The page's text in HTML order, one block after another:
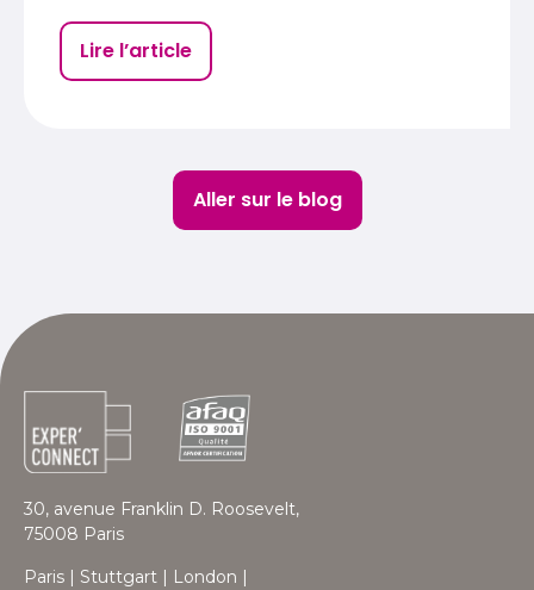
Lire l’article
Aller sur le blog
30, avenue Franklin D. Roosevelt,
75008 Paris
Paris | Stuttgart | London |